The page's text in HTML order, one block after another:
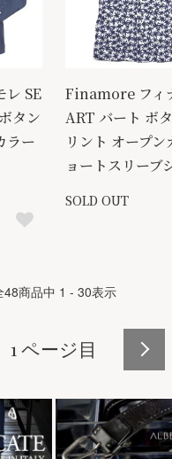
SE
タン
ラー
Finamore フィ
ART バート ボ
リント オープン
ョートスリーブ
SOLD OUT
48商品中 1 - 30表示
1 ページ目